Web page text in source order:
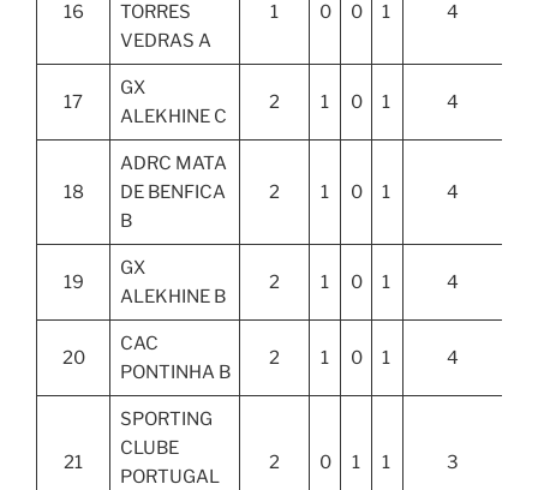
16
TORRES
VEDRAS A
1 0 0 1 4
17
GX
ALEKHINE C
2 1 0 1 4
18
ADRC MATA
DE BENFICA
B
2 1 0 1 4
19
GX
ALEKHINE B
2 1 0 1 4
20
CAC
PONTINHA B
2 1 0 1 4
21
SPORTING
CLUBE
PORTUGAL
2 0 1 1 3